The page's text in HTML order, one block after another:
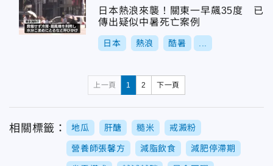
日本熱浪來襲！關東一早飆35度 已
傳出疑似中暑死亡案例
日本 熱浪 酷暑
上一頁 1 2 下一頁
相關標籤： 地瓜 肝醣 糙米 戒澱粉
營養師張馨方 減脂飲食 減肥停滯期